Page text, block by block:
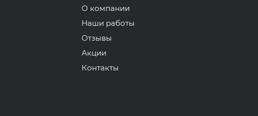
О компании
Наши работы
Отзывы
Акции
Контакты